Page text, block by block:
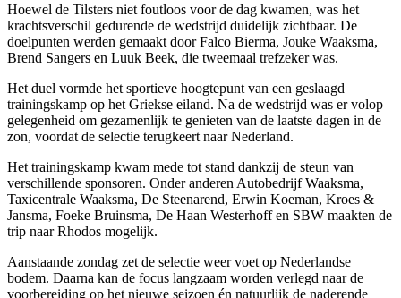
Hoewel de Tilsters niet foutloos voor de dag kwamen, was het
krachtsverschil gedurende de wedstrijd duidelijk zichtbaar. De
doelpunten werden gemaakt door Falco Bierma, Jouke Waaksma,
Brend Sangers en Luuk Beek, die tweemaal trefzeker was.
Het duel vormde het sportieve hoogtepunt van een geslaagd
trainingskamp op het Griekse eiland. Na de wedstrijd was er volop
gelegenheid om gezamenlijk te genieten van de laatste dagen in de
zon, voordat de selectie terugkeert naar Nederland.
Het trainingskamp kwam mede tot stand dankzij de steun van
verschillende sponsoren. Onder anderen Autobedrijf Waaksma,
Taxicentrale Waaksma, De Steenarend, Erwin Koeman, Kroes &
Jansma, Foeke Bruinsma, De Haan Westerhoff en SBW maakten de
trip naar Rhodos mogelijk.
Aanstaande zondag zet de selectie weer voet op Nederlandse
bodem. Daarna kan de focus langzaam worden verlegd naar de
voorbereiding op het nieuwe seizoen én natuurlijk de naderende